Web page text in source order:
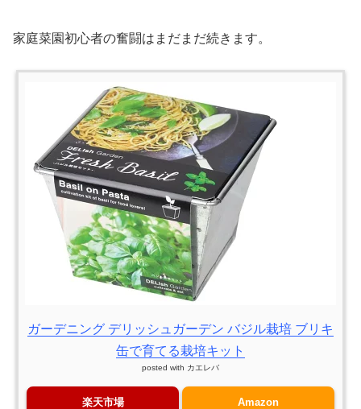
家庭菜園初心者の奮闘はまだまだ続きます。
ガーデニング デリッシュガーデン バジル栽培 ブリキ
缶で育てる栽培キット
posted with カエレバ
楽天市場 Amazon